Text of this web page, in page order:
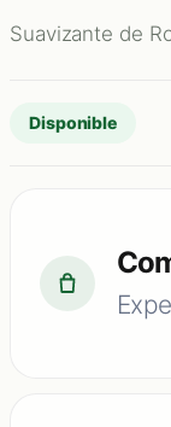
Suavizante de
Disponible